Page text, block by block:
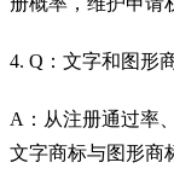
4. Q：文字和图形
A：从注册通过率
文字商标与图形商